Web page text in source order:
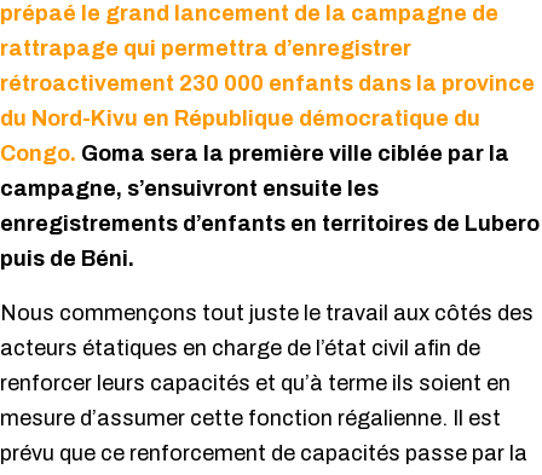
prépaé le grand lancement de la campagne de
rattrapage qui permettra d’enregistrer
rétroactivement 230 000 enfants dans la province
du N ord-Kivu en République démocratique du
Congo. Goma sera la première ville ciblée par la
campagne, s’ensuivront ensuite les
enregistrements d’enfants en territoires de Lubero
puis de Béni.
Nous commençons tout juste le travail aux côtés des
acteurs étatiques en charge de l’état civil afin de
renforcer leurs capacités et qu’à terme ils soient en
mesure d’assumer cette fonction régalienne. Il est
prévu que ce renforcement de capacités passe par la